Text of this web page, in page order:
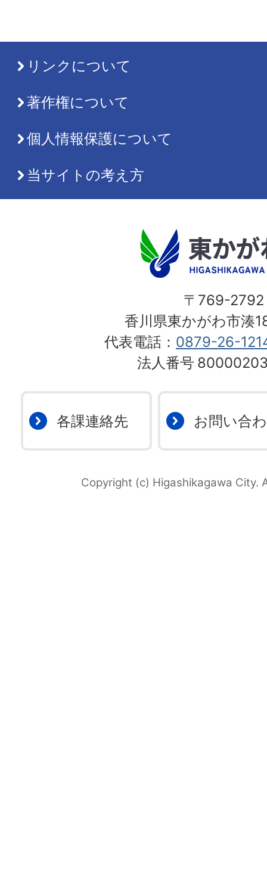
リンクについて
著作権について
個人情報保護について
当サイトの考え方
〒769-2792
香川県東かがわ市湊
代表電話： 0879-26-
法人番号
各課連絡先 お問い合
Copyright (c) Higashikagawa City.